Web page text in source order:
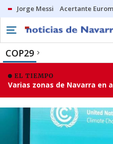
Jorge Messi Acertante
COP29
EL TIEMPO
Varias zonas de Navarra